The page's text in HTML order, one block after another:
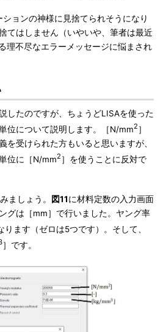
ションの神様に見捨てられそうになり
てはしません（いやいや、筆者は最近
理不尽なエラーメッセージに悩まされ
したのですが、ちょうどLISAを使った
位について説明します。［N/mm2 ］
を受けられた方もいると思いますが、
位に［N/mm2 ］を使うことに反対で
ましょう。 図11に材料定数の入力画面
グは［mm］で行いました。ヤング率
ります（ゼロは5つです）。そして、
］です。